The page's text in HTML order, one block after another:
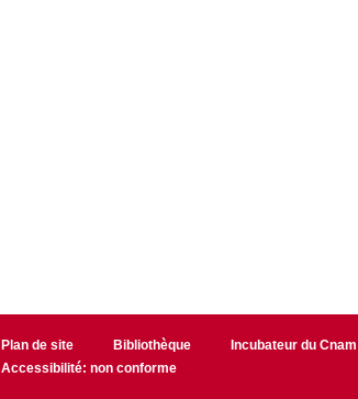
Plan de site Bibliothèque Incubateur du Cnam
Accessibilité: non conforme